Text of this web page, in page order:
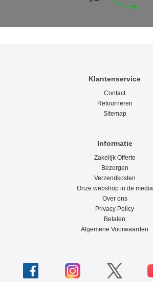
Klantenservice
Contact
Retourneren
Sitemap
Informatie
Zakelijk Offerte
Bezorgen
Verzendkosten
Onze webshop in de media
Over ons
Privacy Policy
Betalen
Algemene Voorwaarden